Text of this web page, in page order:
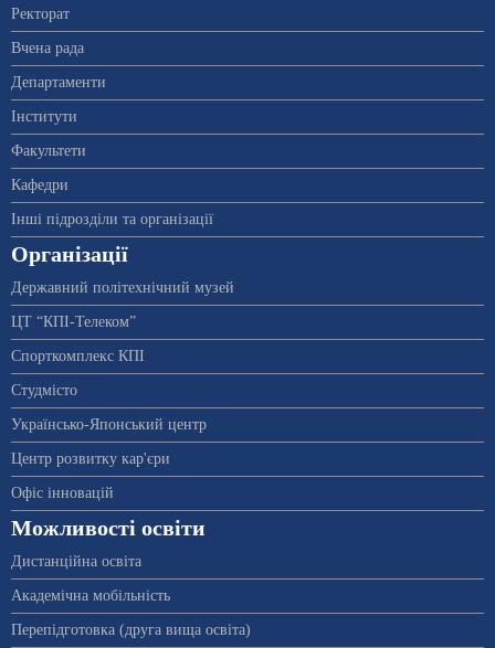
Ректорат
Вчена рада
Департаменти
Інститути
Факультети
Кафедри
Інші підрозділи та організації
Організації
Державний політехнічний музей
ЦТ “КПІ-Телеком”
Спорткомплекс КПІ
Студмісто
Українсько-Японський центр
Центр розвитку кар'єри
Офіс інновацій
Можливості освіти
Дистанційна освіта
Академічна мобільність
Перепідготовка (друга вища освіта)